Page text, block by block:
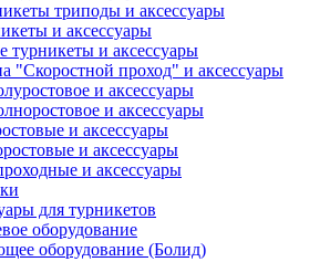
триподы и аксессуары
и аксессуары
турникеты и аксессуары
"Скоростной проход" и аксессуары
и аксессуары
и аксессуары
и аксессуары
и аксессуары
и аксессуары
для турникетов
оборудование
оборудование (Болид)